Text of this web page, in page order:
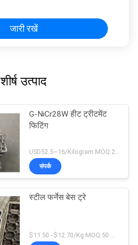
जारी रखें
शीर्ष उत्पाद
G-NiCr28W हीट ट्रीटमेंट
फिटिंग
USD52.5~16/Kilogram MOQ:20 किलोग्राम / किलोग्राम
संपर्क
स्टील फर्नेस बेस ट्रे